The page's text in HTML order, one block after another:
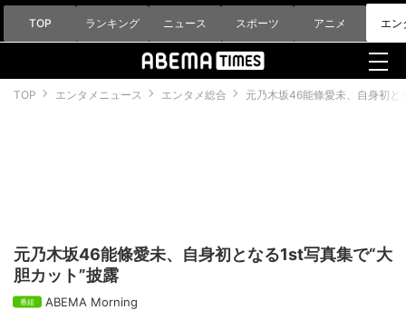
TOP ランキング ニュース スポーツ アニメ エン
TOP エンタメニュース エンタメ総合 元乃木坂46能條愛未、自身初と
元乃木坂46能條愛未、自身初となる1st写真集で“大
胆カット”披露
ABEMA Morning